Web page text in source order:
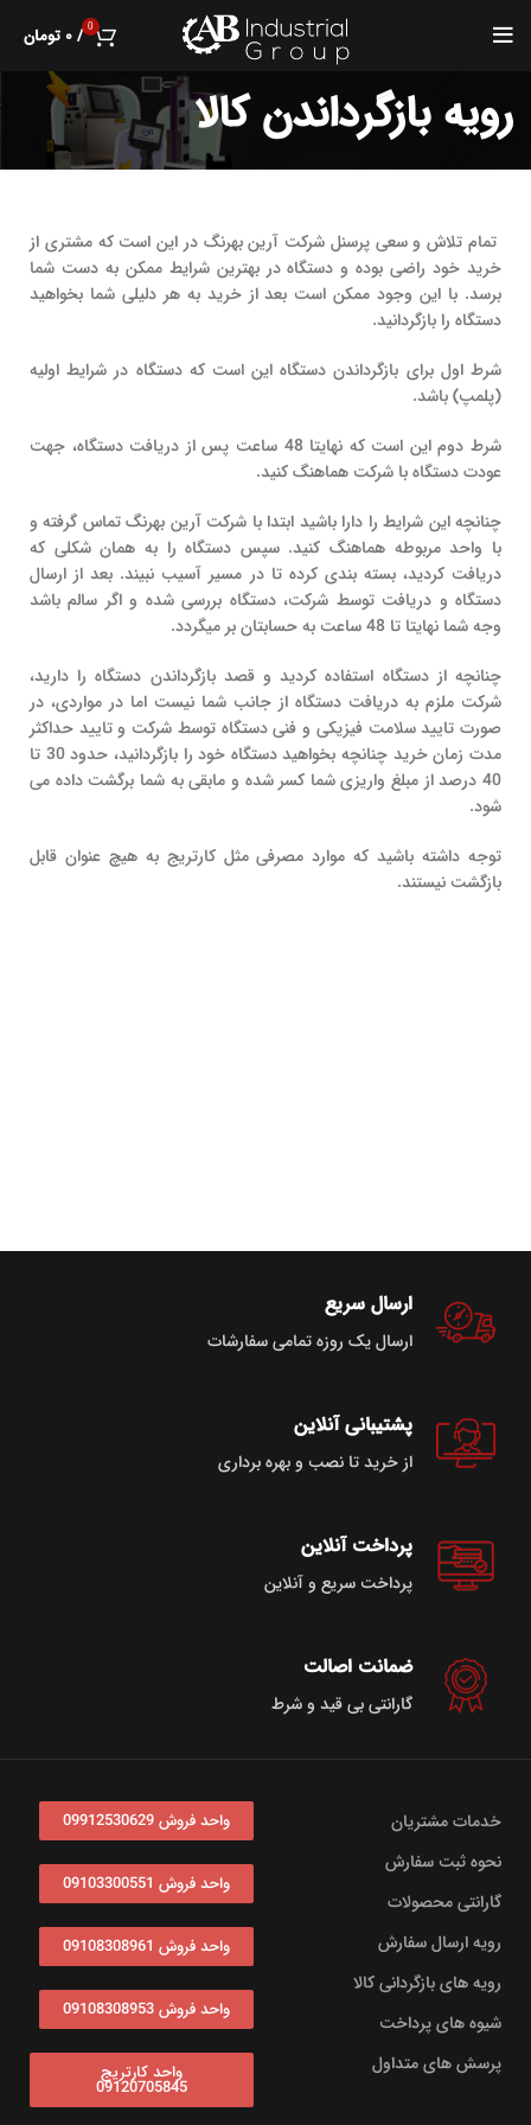
0
/۰ تومان
رویه بازگرداندن کالا
تمام تلاش و سعی پرسنل شرکت آرین بهرنگ در این است که مشتری از
خرید خود راضی بوده و دستگاه در بهترین شرایط ممکن به دست شما
برسد. با این وجود ممکن است بعد از خرید به هر دلیلی شما بخواهید
دستگاه را بازگردانید.
شرط اول برای بازگرداندن دستگاه این است که دستگاه در شرایط اولیه
(پلمپ) باشد.
شرط دوم این است که نهایتا 48 ساعت پس از دریافت دستگاه، جهت
عودت دستگاه با شرکت هماهنگ کنید.
چنانچه این شرایط را دارا باشید ابتدا با شرکت آرین بهرنگ تماس گرفته و
با واحد مربوطه هماهنگ کنید. سپس دستگاه را به همان شکلی که
دریافت کردید، بسته بندی کرده تا در مسیر آسیب نبیند. بعد از ارسال
دستگاه و دریافت توسط شرکت، دستگاه بررسی شده و اگر سالم باشد
وجه شما نهایتا تا 48 ساعت به حسابتان بر میگردد.
چنانچه از دستگاه استفاده کردید و قصد بازگرداندن دستگاه را دارید،
شرکت ملزم به دریافت دستگاه از جانب شما نیست اما در مواردی، در
صورت تایید سلامت فیزیکی و فنی دستگاه توسط شرکت و تایید حداکثر
مدت زمان خرید چنانچه بخواهید دستگاه خود را بازگردانید، حدود 30 تا
40 درصد از مبلغ واریزی شما کسر شده و مابقی به شما برگشت داده می
شود.
توجه داشته باشید که موارد مصرفی مثل کارتریج به هیچ عنوان قابل
بازگشت نیستند.
ارسال سریع
ارسال یک روزه تمامی سفارشات
پشتیبانی آنلاین
از خرید تا نصب و بهره برداری
پرداخت آنلاین
پرداخت سریع و آنلاین
ضمانت اصالت
گارانتی بی قید و شرط
خدمات مشتریان
نحوه ثبت سفارش
گارانتی محصولات
رویه ارسال سفارش
رویه های بازگردانی کالا
شیوه های پرداخت
پرسش های متداول
واحد فروش 09912530629
واحد فروش 09103300551
واحد فروش 09108308961
واحد فروش 09108308953
واحد کارتریج
09120705845